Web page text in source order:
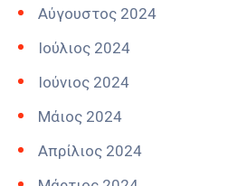
Αύγουστος 2024
Ιούλιος 2024
Ιούνιος 2024
Μάιος 2024
Απρίλιος 2024